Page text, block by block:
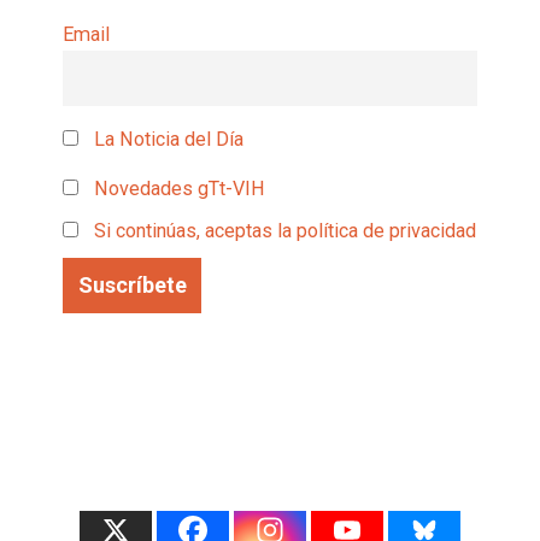
Email
La Noticia del Día
Novedades gTt-VIH
Si continúas, aceptas la política de privacidad